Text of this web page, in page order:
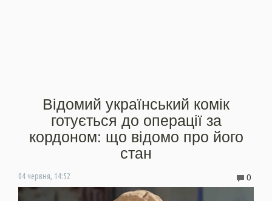
Відомий український комік
готується до операції за
кордоном: що відомо про його
стан
04 червня, 14:52 0